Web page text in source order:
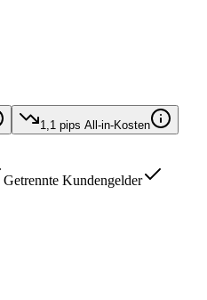
1,1 pips All-in-Kosten
Getrennte Kundengelder